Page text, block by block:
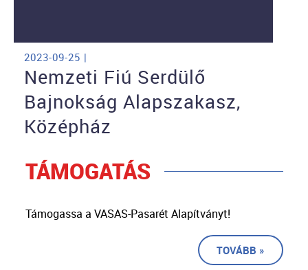
2023-09-25 |
Nemzeti Fiú Serdülő
Bajnokság Alapszakasz,
Középház
TÁMOGATÁS
Támogassa a VASAS-Pasarét Alapítványt!
TOVÁBB »